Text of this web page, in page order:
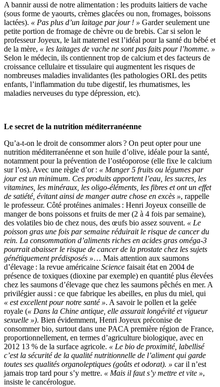
A bannir aussi de notre alimentation : les produits laitiers de vache
(sous forme de yaourts, crèmes glacées ou non, fromages, boissons
lactées). « Pas plus d’un laitage par jour ! » Garder seulement une
petite portion de fromage de chèvre ou de brebis. Car si selon le
professeur Joyeux, le lait maternel est l’idéal pour la santé du bébé et
de la mère, « les laitages de vache ne sont pas faits pour l’homme. »
Selon le médecin, ils contiennent trop de calcium et des facteurs de
croissance cellulaire et tissulaire qui augmentent les risques de
nombreuses maladies invalidantes (les pathologies ORL des petits
enfants, l’inflammation du tube digestif, les rhumatismes, les
maladies nerveuses du type dépression, etc).
Le secret de la nutrition méditerranéenne
Qu’a-t-on le droit de consommer alors ? On peut opter pour une
nutrition méditerranéenne et son huile d’olive, idéale pour la santé,
notamment pour la prévention de l’ostéoporose (elle fixe le calcium
sur l’os). Avec une règle d’or : « Manger 5 fruits ou légumes par
jour est un minimum. Ces produits apportent l’eau, les sucres, les
vitamines, les minéraux, les oligo-éléments, les fibres et ont un effet
de satiété, évitant ainsi de manger autre chose en excès », rappelle
le professeur. Côté protéines animales : Henri Joyeux conseille de
manger de bons poissons et fruits de mer (2 à 4 fois par semaine),
des volatiles bio de chez nous, des œufs bio assez souvent. « Le
poisson gras une fois par semaine réduirait le risque de cancer du
rein. La consommation d’aliments riches en acides gras oméga-3
pourrait abaisser le risque de cancer de la prostate chez les sujets
génétiquement prédisposés »… Mais attention aux saumons
d’élevage : la revue américaine Science faisait état en 2004 de
présence de toxiques (dioxine par exemple) en quantité plus élevées
chez les saumons d’élevage que chez les saumons pêchés en mer. A
privilégier aussi : ce que fabrique les abeilles, en plus du miel, qui
« est excellent pour notre santé ». A savoir le pollen et la gelée
royale (« Dans la Chine antique, elle assurait longévité et vigueur
sexuelle »). Bien évidemment, Henri Joyeux préconise de
consommer bio, surtout dans une PACA première région de France,
proportionnellement, en termes d’agriculture biologique, avec en
2012 13 % de la surface agricole. « Le bio de proximité, labellisé
c’est la sécurité de la qualité nutritionnelle de l’aliment qui garde
toutes ses qualités organoleptiques (goûts et odorat). » car il n’est
jamais trop tard pour s’y mettre. « Mais il faut s’y mettre et vite »,
insiste le cancérologue.